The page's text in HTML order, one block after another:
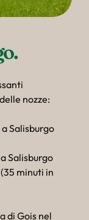
nozze:
Salisburgo
Salisburgo
minuti in
di Gois nel